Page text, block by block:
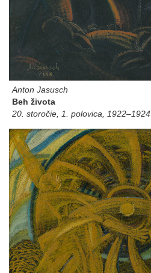
Anton Jasusch
Beh života
20. storočie, 1. polovica, 1922–1924